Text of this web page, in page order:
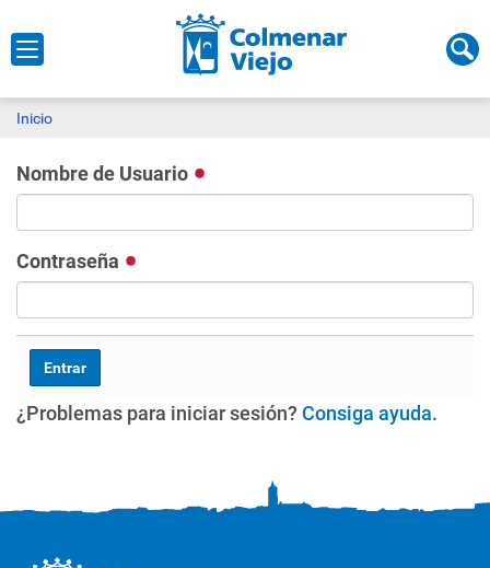
Inicio
Nombre de Usuario
Contraseña
¿Problemas para iniciar sesión? Consiga ayuda.